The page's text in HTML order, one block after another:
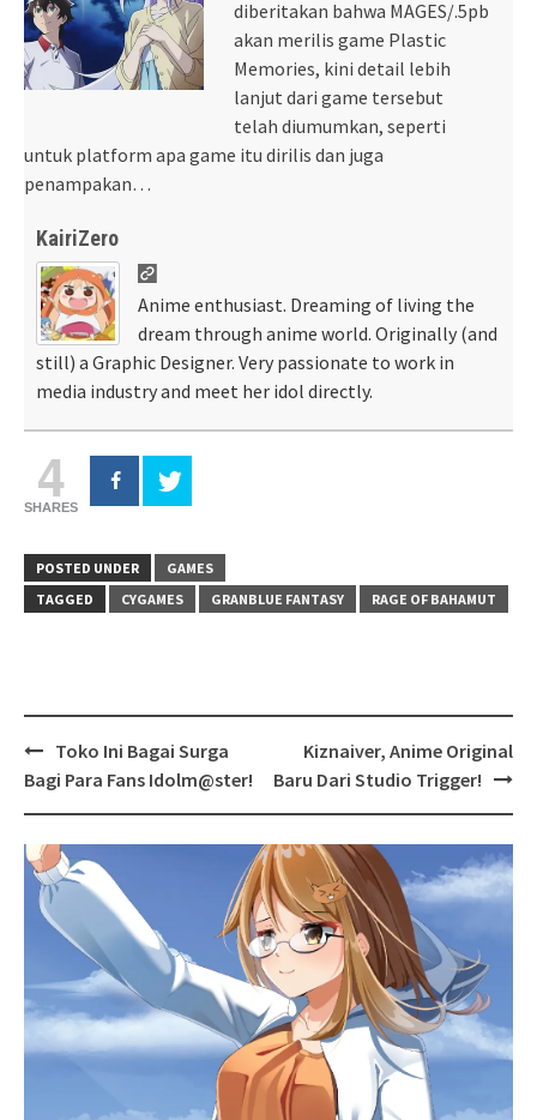
diberitakan bahwa MAGES/.5pb
akan merilis game Plastic
Memories, kini detail lebih
lanjut dari game tersebut
telah diumumkan, seperti
untuk platform apa game itu dirilis dan juga
penampakan…
KairiZero
Anime enthusiast. Dreaming of living the
dream through anime world. Originally (and
still) a Graphic Designer. Very passionate to work in
media industry and meet her idol directly.
4
SHARES
POSTED UNDER
GAMES
TAGGED
CYGAMES GRANBLUE FANTASY RAGE OF BAHAMUT
Post
navigation
Toko Ini Bagai Surga
Bagi Para Fans Idolm@ster!
Kiznaiver, Anime Original
Baru Dari Studio Trigger!